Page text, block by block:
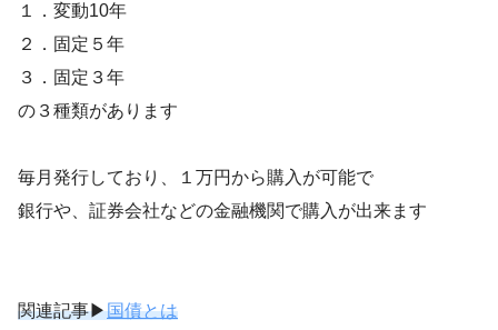
１．変動10年
２．固定５年
３．固定３年
の３種類があります
毎月発行しており、１万円から購入が可能で
銀行や、証券会社などの金融機関で購入が出来ます
関連記事▶国債とは